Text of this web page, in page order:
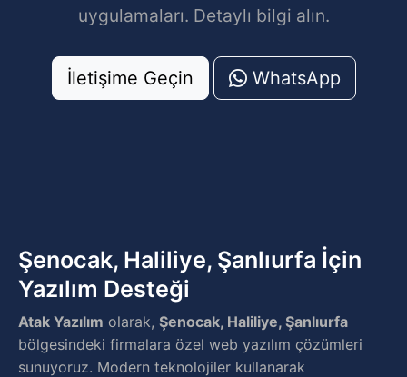
uygulamaları. Detaylı bilgi alın.
İletişime Geçin WhatsApp
Şenocak, Haliliye, Şanlıurfa İçin
Yazılım Desteği
Atak Yazılım olarak, Şenocak, Haliliye, Şanlıurfa
bölgesindeki firmalara özel web yazılım çözümleri
sunuyoruz. Modern teknolojiler kullanarak